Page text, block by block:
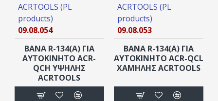
ACRTOOLS (PL
products)
09.08.054
ΒΑΝΑ R-134(A) ΓΙΑ
ΑΥΤΟΚΊΝΗΤΟ ACR-
QCH ΥΨΗΛΗΣ
ACRTOOLS
ACRTOOLS (PL
products)
09.08.053
ΒΑΝΑ R-134(A) ΓΙΑ
ΑΥΤΟΚΊΝΗΤΟ ACR-QCL
ΧΑΜΗΛΗΣ ACRTOOLS